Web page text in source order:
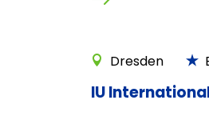
Dresden
IU